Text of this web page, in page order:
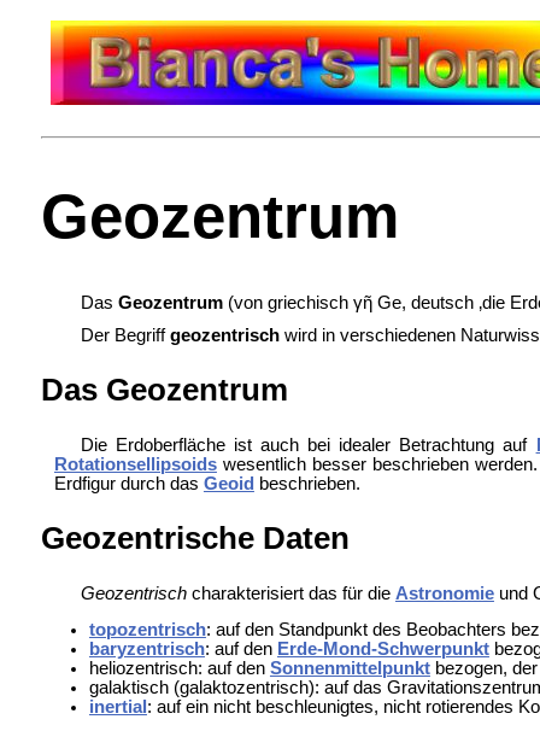
Geozentrum
Das Geozentrum(von griechisch γῆ Ge, deutsch ‚die
Der Begriffgeozentrischwird in verschiedenen
Das Geozentrum
Die Erdoberfläche ist auch bei idealer Betrachtung auf
Rotationsellipsoidswesentlich besser beschrieben
Erdfigur durch das Geoid beschrieben.
Geozentrische Daten
Geozentrischcharakterisiert das für die Astronomieund
topozentrisch: auf den Standpunkt des Beobachters
baryzentrisch: auf den Erde-Mond-Schwerpunkt
heliozentrisch: auf den Sonnenmittelpunktbezogen, der
galaktisch (galaktozentrisch): auf das
inertial : auf ein nicht beschleunigtes, nicht rotierendes